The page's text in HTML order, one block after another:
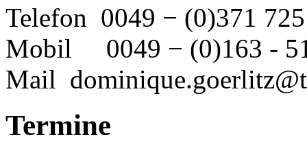
Telefon 0049 − (0)371
Mobil 0049 − (0)163 -
Mail
Termine